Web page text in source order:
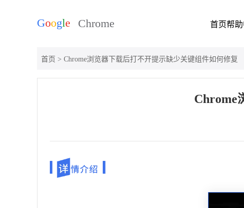
首页帮
首页 > Chrome浏览器下载后打不开提示缺少关键组件如何修复
Chrome